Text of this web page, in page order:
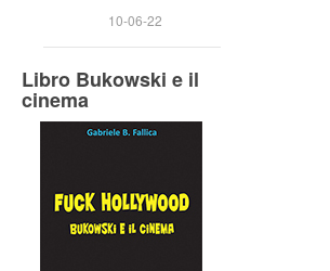
10-06-22
Libro Bukowski e il
cinema